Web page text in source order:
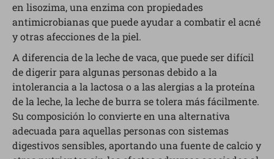
en lisozima, una enzima con propiedades
antimicrobianas que puede ayudar a combatir el acné
y otras afecciones de la piel.
A diferencia de la leche de vaca, que puede ser difícil
de digerir para algunas personas debido a la
intolerancia a la lactosa o a las alergias a la proteína
de la leche, la leche de burra se tolera más fácilmente.
Su composición lo convierte en una alternativa
adecuada para aquellas personas con sistemas
digestivos sensibles, aportando una fuente de calcio y